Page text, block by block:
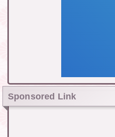
Sponsored Link